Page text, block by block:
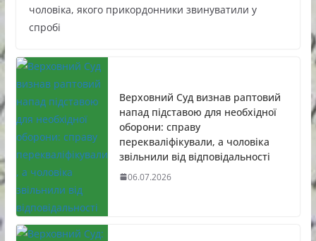
чоловіка, якого прикордонники звинуватили у
спробі
Верховний Суд визнав раптовий
напад підставою для необхідної
оборони: справу
перекваліфікували, а чоловіка
звільнили від відповідальності
06.07.2026